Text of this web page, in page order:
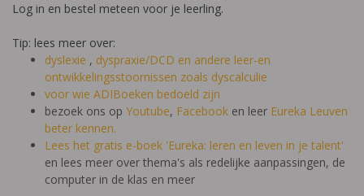
Log in en bestel meteen voor je leerling.
Tip: lees meer over:
dyslexie , dyspraxie/DCD en andere leer-en
ontwikkelingsstoornissen zoals dyscalculie
voor wie ADIBoeken bedoeld zijn
bezoek ons op Youtube, Facebook en leer Eureka Leuven
beter kennen.
Lees het gratis e-boek 'Eureka: leren en leven in je talent'
en lees meer over thema's als redelijke aanpassingen, de
computer in de klas en meer